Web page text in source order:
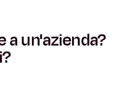
a un'azienda?